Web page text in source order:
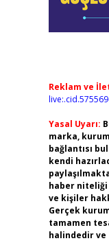
Reklam ve
Yasal Uyarı:
marka,
bağlantısı
kendi
haber niteliği
ve kişiler
Gerçek
tamamen
halindedir ve